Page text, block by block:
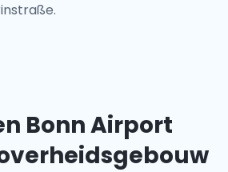
Bonn Airport